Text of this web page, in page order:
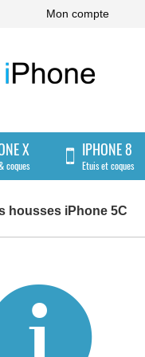
Mon compte
X
coques
IPHONE 8
Etuis et coques
housses iPhone 5C